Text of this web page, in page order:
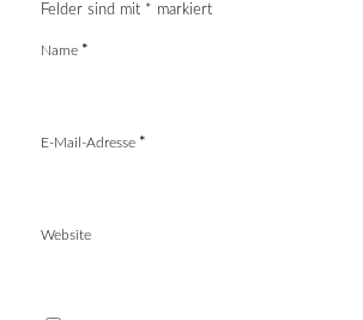
Felder sind mit * markiert
Name *
E-Mail-Adresse *
Website